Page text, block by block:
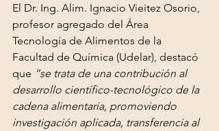
El Dr. Ing. Alim. Ignacio Vieitez Osorio,
profesor agregado del Área
Tecnología de Alimentos de la
Facultad de Química (Udelar), destacó
que “se trata de una contribución al
desarrollo científico-tecnológico de la
cadena alimentaria, promoviendo
investigación aplicada, transferencia al